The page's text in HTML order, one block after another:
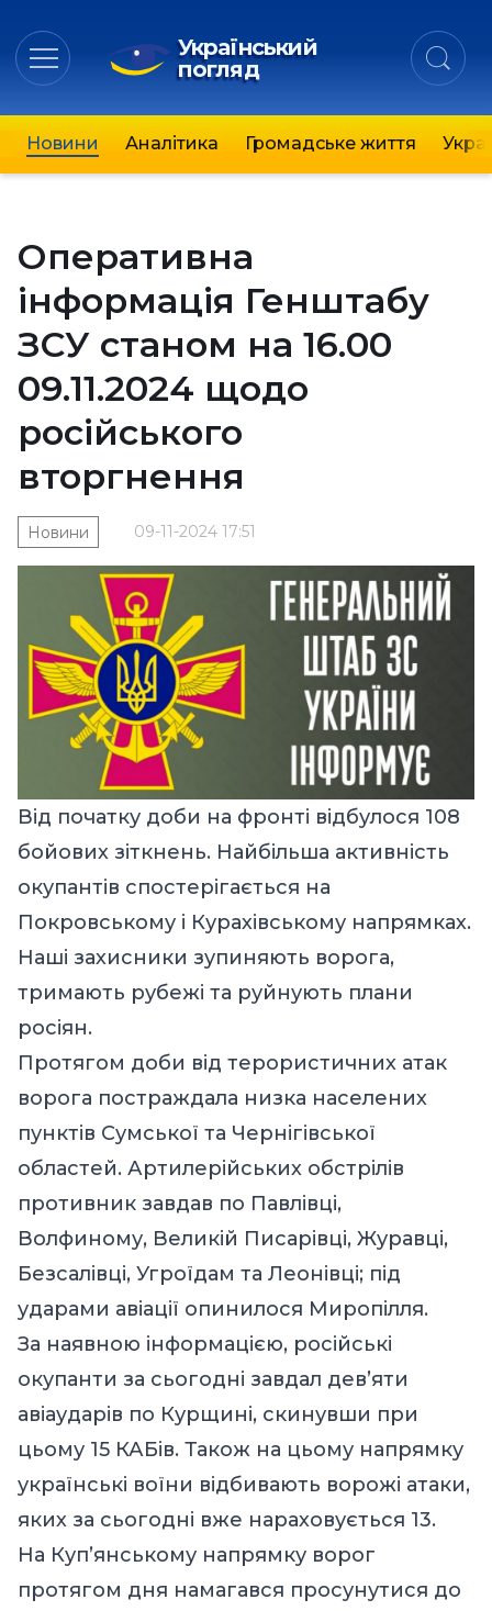
Український
погляд
Новини Аналітика Громадське життя
Оперативна
інформація Генштабу
ЗСУ станом на 16.00
09.11.2024 щодо
російського
вторгнення
09-11-2024 17:51
Новини
Від початку доби на фронті відбулося 108
бойових зіткнень. Найбільша активність
окупантів спостерігається на
Покровському і Курахівському напрямках.
Наші захисники зупиняють ворога,
тримають рубежі та руйнують плани
росіян.
Протягом доби від терористичних атак
ворога постраждала низка населених
пунктів Сумської та Чернігівської
областей. Артилерійських обстрілів
противник завдав по Павлівці,
Волфиному, Великій Писарівці, Журавці,
Безсалівці, Угроїдам та Леонівці; під
ударами авіації опинилося Миропілля.
За наявною інформацією, російські
окупанти за сьогодні завдал дев’яти
авіаударів по Курщині, скинувши при
цьому 15 КАБів. Також на цьому напрямку
українські воїни відбивають ворожі атаки,
яких за сьогодні вже нараховується 13.
На Куп’янському напрямку ворог
протягом дня намагався просунутися до